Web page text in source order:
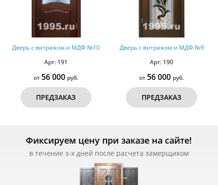
Дверь с витражом и МДФ №10
Арт: 191
от 56 000 руб.
ПРЕДЗАКАЗ
Дверь с витражом и МДФ №9
Арт: 190
от 56 000 руб.
ПРЕДЗАКАЗ
Фиксируем цену при заказе на сайте!
в течение з-х дней после расчета замерщиком